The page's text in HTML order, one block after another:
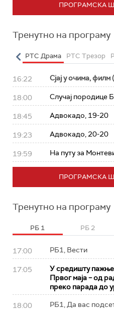
ПРОГРАМСКА
Тренутно на програму
РТС Драма РТС Трезор
16:22 Сјај у очима, филм
18:00 Случај породице
18:45 Адвокадо, 19-20
19:23 Адвокадо, 20-20
19:59 На путу за
ПРОГРАМСКА
Тренутно на програму
РБ 1 РБ 2
17:00 РБ1, Вести
17:05
У средишту
Првог маја – од
преко парада до
18:00 РБ1, Да вас